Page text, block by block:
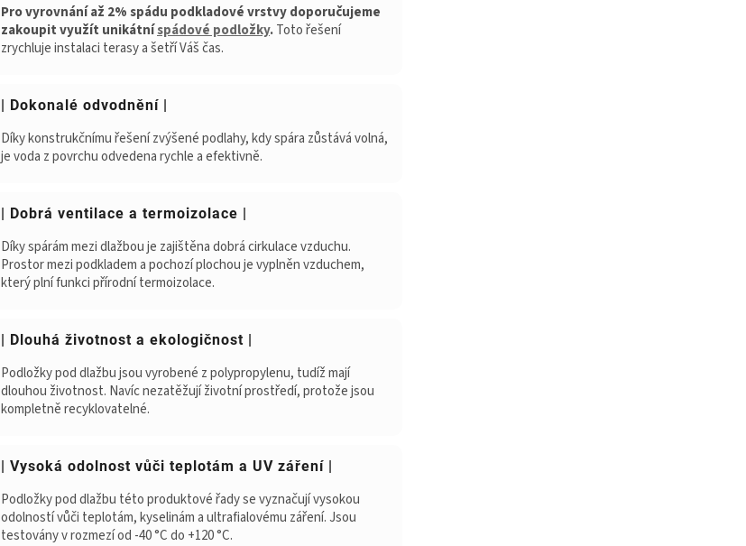
Pro vyrovnání až 2% spádu podkladové vrstvy doporučujeme
zakoupit využít unikátníspádové podložky.Toto řešení
zrychluje instalaci terasy a šetří Váš čas.
| Dokonalé odvodnění |
Díky konstrukčnímu řešení zvýšené podlahy, kdy spára zůstává volná,
je voda z povrchu odvedena rychle a efektivně.
| Dobrá ventilace a termoizolace |
Díky spárám mezi dlažbou je zajištěna dobrá cirkulace vzduchu.
Prostor mezi podkladem a pochozí plochou je vyplněn vzduchem,
který plní funkci přírodní termoizolace.
| Dlouhá životnost a ekologičnost |
Podložky pod dlažbu jsou vyrobené z polypropylenu, tudíž mají
dlouhou životnost. Navíc nezatěžují životní prostředí, protože jsou
kompletně recyklovatelné.
| Vysoká odolnost vůči teplotám a UV záření |
Podložky pod dlažbu této produktové řady se vyznačují vysokou
odolností vůči teplotám, kyselinám a ultrafialovému záření. Jsou
testovány v rozmezí od -40 °C do +120 °C.